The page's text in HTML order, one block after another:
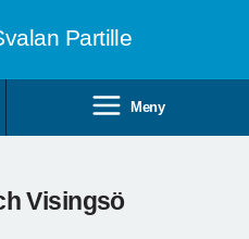
Partille
Meny
Visingsö